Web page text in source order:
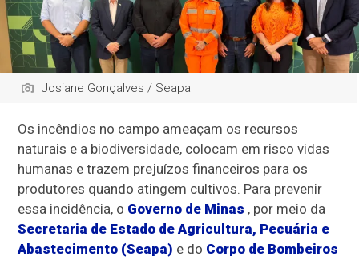
Josiane Gonçalves / Seapa
Os incêndios no campo ameaçam os recursos
naturais e a biodiversidade, colocam em risco vidas
humanas e trazem prejuízos financeiros para os
produtores quando atingem cultivos. Para prevenir
essa incidência, o Governo de Minas , por meio da
Secretaria de Estado de Agricultura, Pecuária e
Abastecimento (Seapa) e do Corpo de Bombeiros